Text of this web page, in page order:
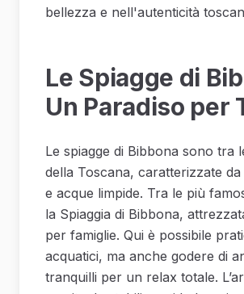
bellezza e nell'autenticità
Le Spiagge di
Un Paradiso per
Le spiagge di Bibbona sono tra
della Toscana, caratterizzate
e acque limpide. Tra le più
la Spiaggia di Bibbona,
per famiglie. Qui è possibile
acquatici, ma anche godere di
tranquilli per un relax totale.